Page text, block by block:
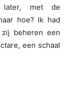
later, met de
hoe? Ik had
beheren een
een schaal